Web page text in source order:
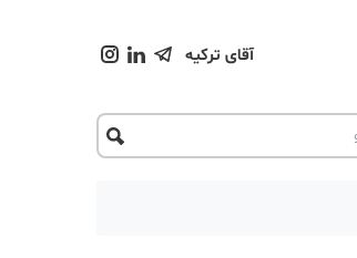
آقای ترکیه